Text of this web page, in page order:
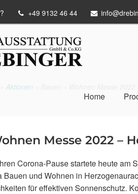
+49 9132 46 44
Home
Aktionen
Messe 2022 –
Corona-Pause startete heute am
Bauen und Wohnen in
für effektiven Sonnenschutz.